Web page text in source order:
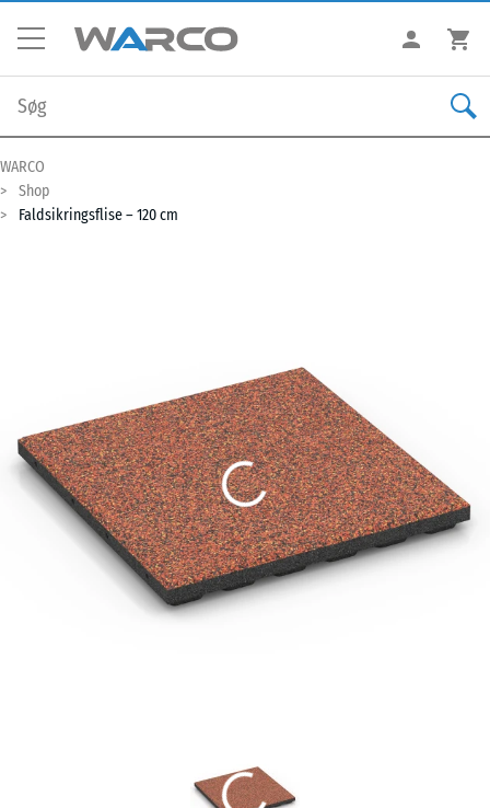
WARCO
Shop
Faldsikringsflise – 120 cm